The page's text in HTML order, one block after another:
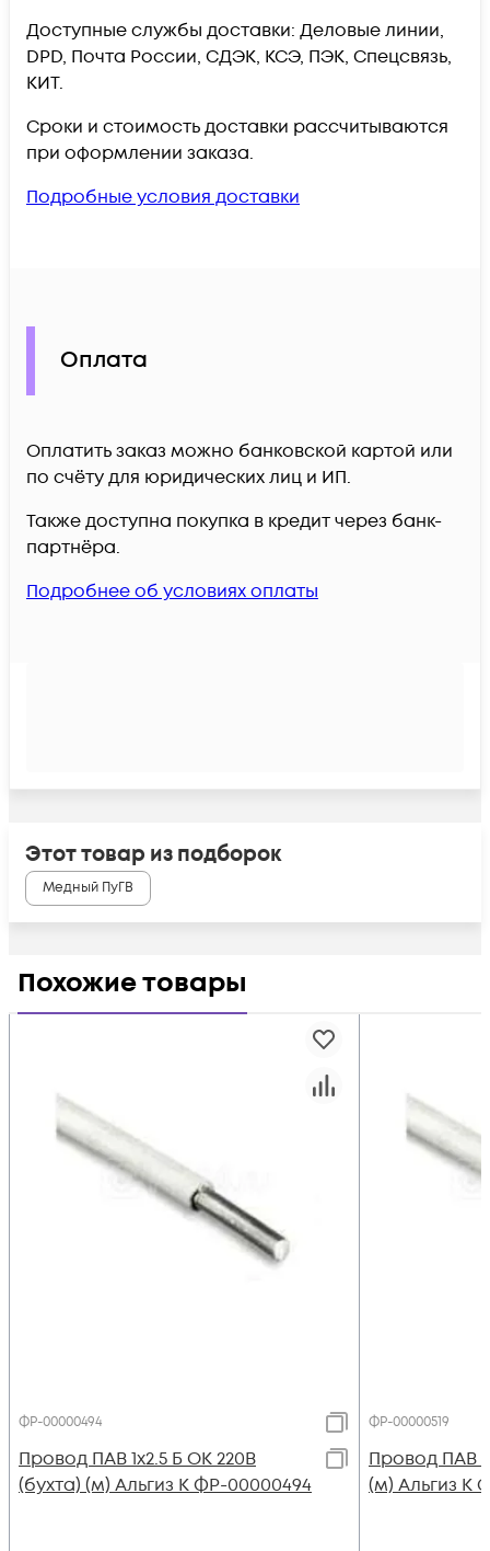
Доступные службы доставки: Деловые линии,
DPD, Почта России, СДЭК, КСЭ, ПЭК, Спецсвязь,
КИТ.
Сроки и стоимость доставки рассчитываются
при оформлении заказа.
Подробные условия доставки
Оплата
Оплатить заказ можно банковской картой или
по счёту для юридических лиц и ИП.
Также доступна покупка в кредит через банк-
партнёра.
Подробнее об условиях оплаты
Этот товар из подборок
Медный ПуГВ
Похожие товары
ФР-00000494
Провод ПАВ 1х2.5 Б ОК 220В
(бухта) (м) Альгиз К ФР-00000494
ФР-00000519
Провод ПАВ
(м) Альгиз К